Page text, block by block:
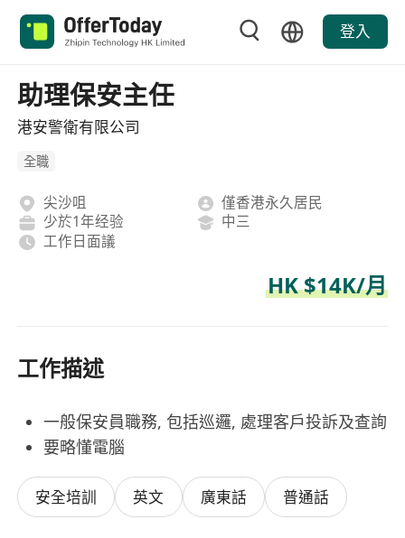
登入
助理保安主任
港安警衛有限公司
全職
尖沙咀
僅香港永久居民
少於1年经验
中三
工作日面議
HK $14K/月
工作描述
一般保安員職務, 包括巡邏, 處理客戶投訴及查詢
要略懂電腦
安全培訓 英文 廣東話 普通話